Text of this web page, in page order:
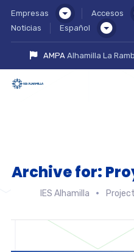
Empresas Accesos
Noticias
Español
AMPAAlhamilla La
Archive for:
IES Alhamilla Project